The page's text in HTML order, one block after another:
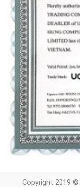
Copyright 2019 ©